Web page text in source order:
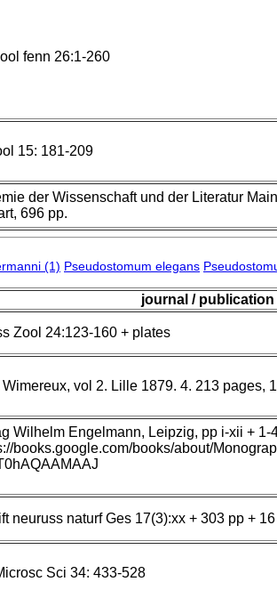
fenn 26:1-260
15: 181-209
der Wissenschaft und der Literatur
696 pp.
(1) Pseudostomum elegans
journal / publication
Zool 24:123-160 + plates
Wimereux, vol 2. Lille 1879. 4. 213 pages,
Wilhelm Engelmann, Leipzig, pp i-xii + 1-
books.google.com/books/about/
neuruss naturf Ges 17(3):xx + 303 pp + 16
Sci 34: 433-528